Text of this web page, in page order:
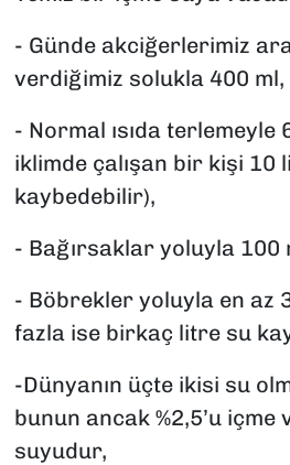
- Günde akciğerlerimiz
verdiğimiz solukla 400 ml,
- Normal ısıda terlemeyle
iklimde çalışan bir kişi 10
kaybedebilir),
- Bağırsaklar yoluyla 100
- Böbrekler yoluyla en az
fazla ise birkaç litre su
-Dünyanın üçte ikisi su
bunun ancak %2,5’u içme
suyudur,